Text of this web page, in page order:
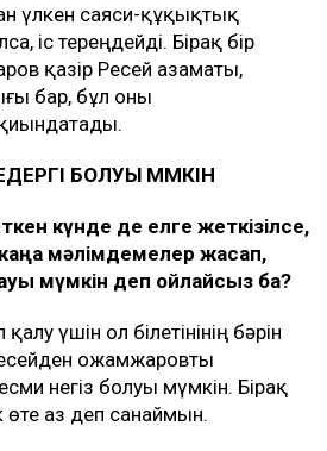
үлкен саяси-құқықтық
іс тереңдейді. Бірақ бір
қазір Ресей азаматы,
бар, бұл оны
БОЛУЫ МҮМКІН
күнде де елге жеткізілсе,
мәлімдемелер жасап,
мүмкін деп ойлайсыз ба?
үшін ол білетінінің бәрін
Қожамжаровты
негіз болуы мүмкін. Бірақ
өте аз деп санаймын.